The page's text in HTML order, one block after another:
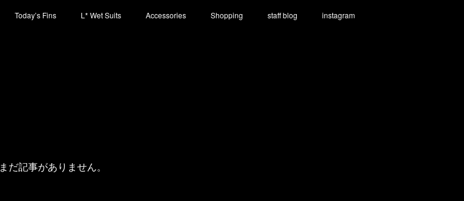
Today’s Fins L* Wet Suits Accessories Shopping staff blog instagram
まだ記事がありません。